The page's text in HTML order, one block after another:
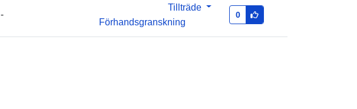
-
Tillträde
Förhandsgranskning
0
49.38547516 ], [ 3.28133559,
Typ: Polygon